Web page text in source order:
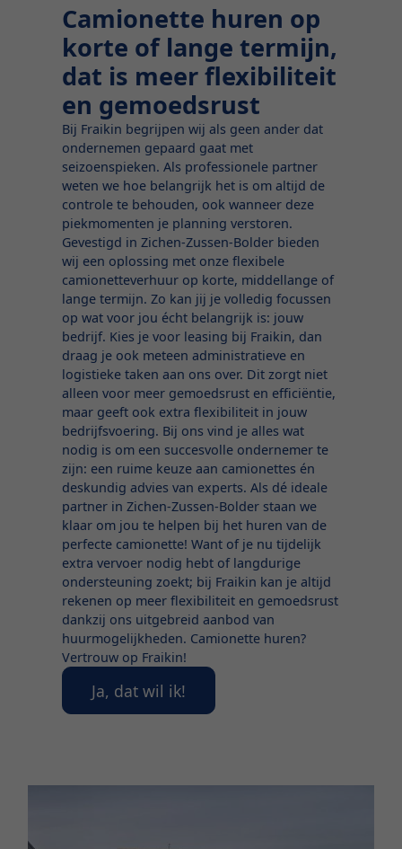
Camionette huren op
korte of lange termijn,
dat is meer flexibiliteit
en gemoedsrust
Bij Fraikin begrijpen wij als geen ander dat
ondernemen gepaard gaat met
seizoenspieken. Als professionele partner
weten we hoe belangrijk het is om altijd de
controle te behouden, ook wanneer deze
piekmomenten je planning verstoren.
Gevestigd in Zichen-Zussen-Bolder bieden
wij een oplossing met onze flexibele
camionetteverhuur op korte, middellange of
lange termijn. Zo kan jij je volledig focussen
op wat voor jou écht belangrijk is: jouw
bedrijf. Kies je voor leasing bij Fraikin, dan
draag je ook meteen administratieve en
logistieke taken aan ons over. Dit zorgt niet
alleen voor meer gemoedsrust en efficiëntie,
maar geeft ook extra flexibiliteit in jouw
bedrijfsvoering. Bij ons vind je alles wat
nodig is om een succesvolle ondernemer te
zijn: een ruime keuze aan camionettes én
deskundig advies van experts. Als dé ideale
partner in Zichen-Zussen-Bolder staan we
klaar om jou te helpen bij het huren van de
perfecte camionette! Want of je nu tijdelijk
extra vervoer nodig hebt of langdurige
ondersteuning zoekt; bij Fraikin kan je altijd
rekenen op meer flexibiliteit en gemoedsrust
dankzij ons uitgebreid aanbod van
huurmogelijkheden. Camionette huren?
Vertrouw op Fraikin!
Ja, dat wil ik!